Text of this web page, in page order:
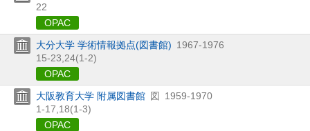
22
OPAC
大分大学 学術情報拠点(図書館) 1967-1976
15-23, 24(1-2)
OPAC
大阪教育大学 附属図書館 図
1959-1970
1-17, 18(1-3)
OPAC